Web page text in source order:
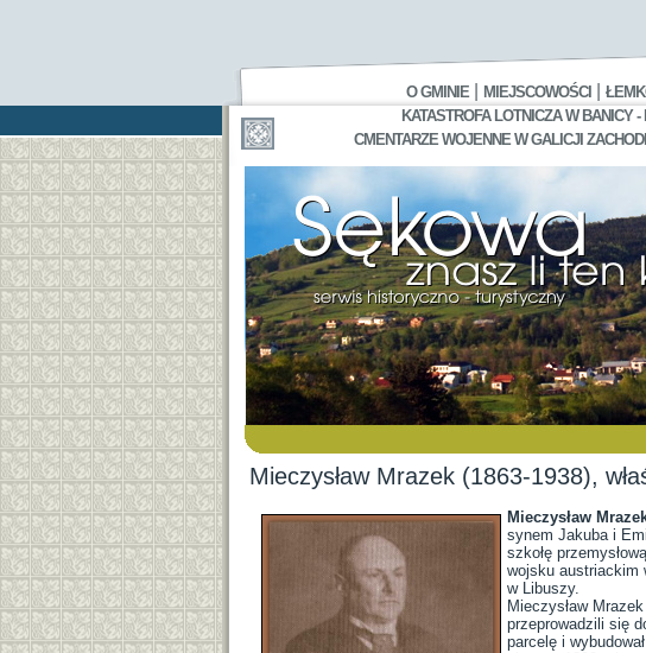
O GMINIE MIEJSCOWOŚCI
KATASTROFA LOTNICZA W BANICY -
CMENTARZE WOJENNE W GALICJI
Mieczysław Mrazek (1863-1938),
Mieczysław
synem Jakuba i
szkołę
wojsku austriackim
w Libuszy.
Mieczysław
przeprowadzili się
parcelę i